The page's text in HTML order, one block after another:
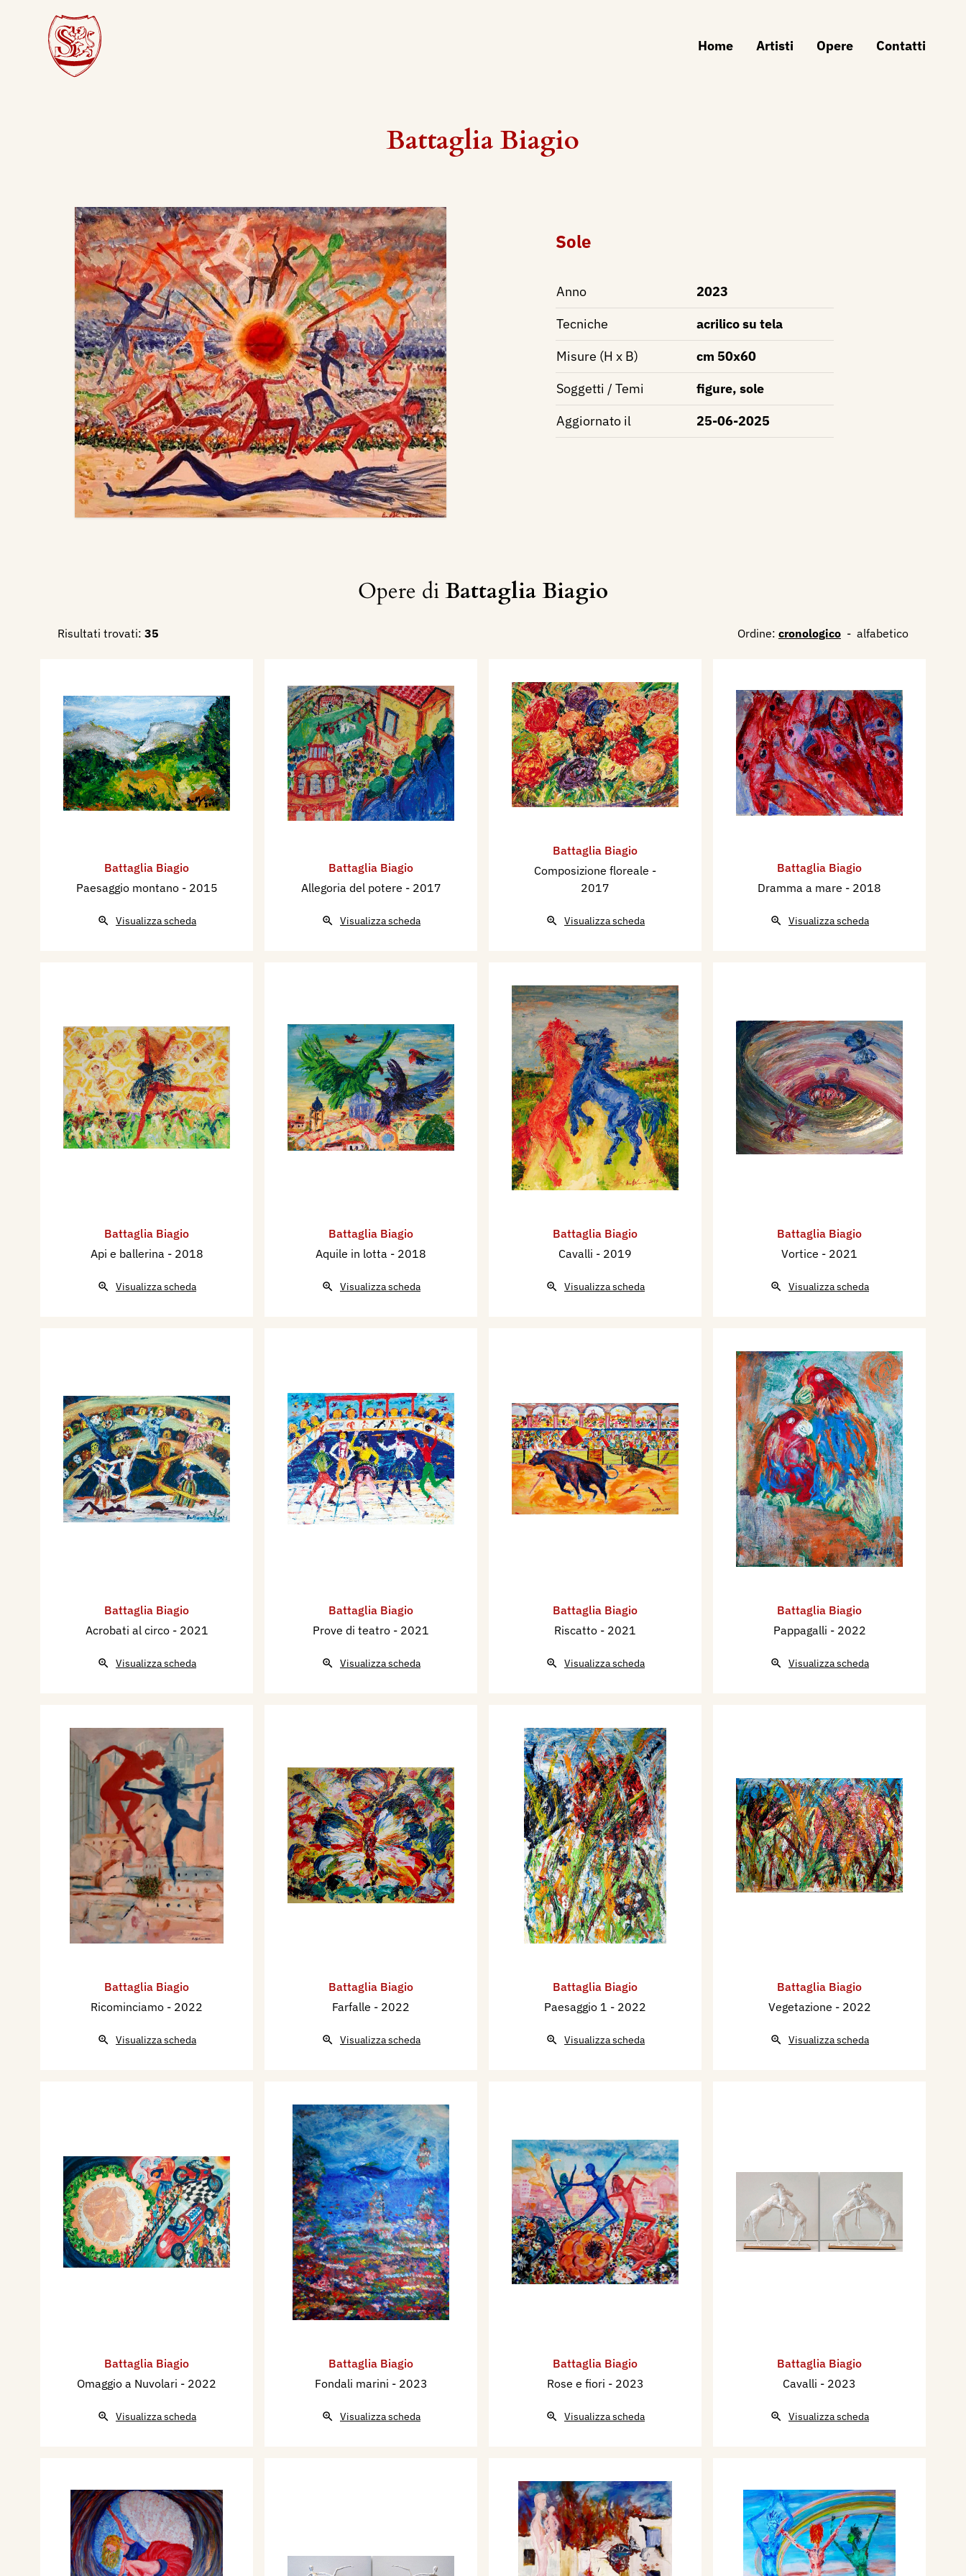
Home Artisti Opere Contatti
Battaglia Biagio
Sole
Anno
2023
Tecniche
acrilico su tela
Misure (H x B)
cm 50x60
Soggetti / Temi
figure, sole
Aggiornato il
25-06-2025
Opere diBattaglia Biagio
Risultati trovati: 35 Ordine: cronologico - alfabetico
Battaglia Biagio
Paesaggio montano - 2015
Visualizza scheda
Battaglia Biagio
Allegoria del potere - 2017
Visualizza scheda
Battaglia Biagio
Composizione floreale -
2017
Visualizza scheda
Battaglia Biagio
Dramma a mare - 2018
Visualizza scheda
Battaglia Biagio
Api e ballerina - 2018
Visualizza scheda
Battaglia Biagio
Aquile in lotta - 2018
Visualizza scheda
Battaglia Biagio
Cavalli - 2019
Visualizza scheda
Battaglia Biagio
Vortice - 2021
Visualizza scheda
Battaglia Biagio
Acrobati al circo - 2021
Visualizza scheda
Battaglia Biagio
Prove di teatro - 2021
Visualizza scheda
Battaglia Biagio
Riscatto - 2021
Visualizza scheda
Battaglia Biagio
Pappagalli - 2022
Visualizza scheda
Battaglia Biagio
Ricominciamo - 2022
Visualizza scheda
Battaglia Biagio
Farfalle - 2022
Visualizza scheda
Battaglia Biagio
Paesaggio 1 - 2022
Visualizza scheda
Battaglia Biagio
Vegetazione - 2022
Visualizza scheda
Battaglia Biagio
Omaggio a Nuvolari - 2022
Visualizza scheda
Battaglia Biagio
Fondali marini - 2023
Visualizza scheda
Battaglia Biagio
Rose e fiori - 2023
Visualizza scheda
Battaglia Biagio
Cavalli - 2023
Visualizza scheda